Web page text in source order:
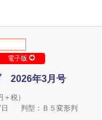
電子版
2026年3月号
＋税）
判型：Ｂ５変形判